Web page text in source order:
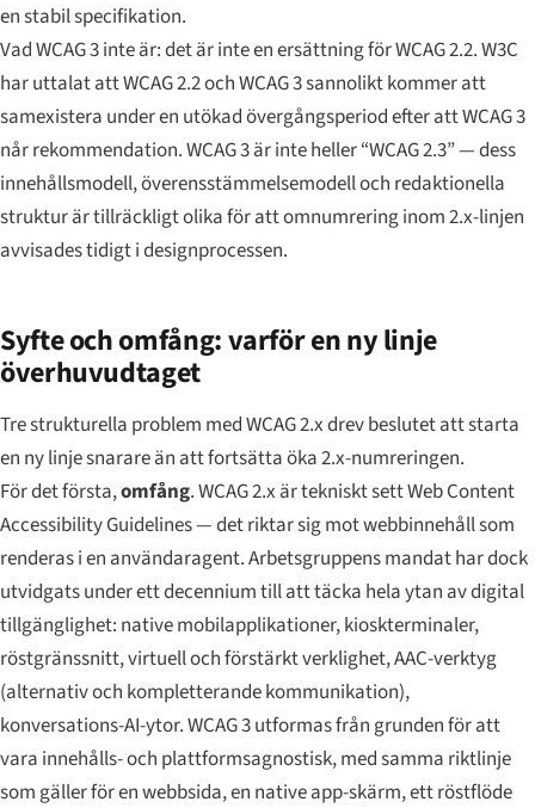
en stabil specifikation.
Vad WCAG 3 inte är: det är inte en ersättning för WCAG 2.2. W3C
har uttalat att WCAG 2.2 och WCAG 3 sannolikt kommer att
samexistera under en utökad övergångsperiod efter att WCAG 3
når rekommendation. WCAG 3 är inte heller “WCAG 2.3” — dess
innehållsmodell, överensstämmelsemodell och redaktionella
struktur är tillräckligt olika för att omnumrering inom 2.x-linjen
avvisades tidigt i designprocessen.
Syfte och omfång: varför en ny linje
överhuvudtaget
Tre strukturella problem med WCAG 2.x drev beslutet att starta
en ny linje snarare än att fortsätta öka 2.x-numreringen.
För det första,omfång. WCAG 2.x är tekniskt settWebContent
Accessibility Guidelines — det riktar sig mot webbinnehåll som
renderas i en användaragent. Arbetsgruppens mandat har dock
utvidgats under ett decennium till att täcka hela ytan av digital
tillgänglighet: native mobilapplikationer, kioskterminaler,
röstgränssnitt, virtuell och förstärkt verklighet, AAC-verktyg
(alternativ och kompletterande kommunikation),
konversations-AI-ytor. WCAG 3 utformas från grunden för att
vara innehålls- och plattformsagnostisk, med samma riktlinje
som gäller för en webbsida, en native app-skärm, ett röstflöde